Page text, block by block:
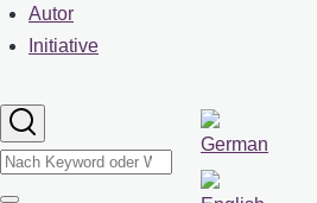
Autor
Initiative
Suche
Sprachumschalter